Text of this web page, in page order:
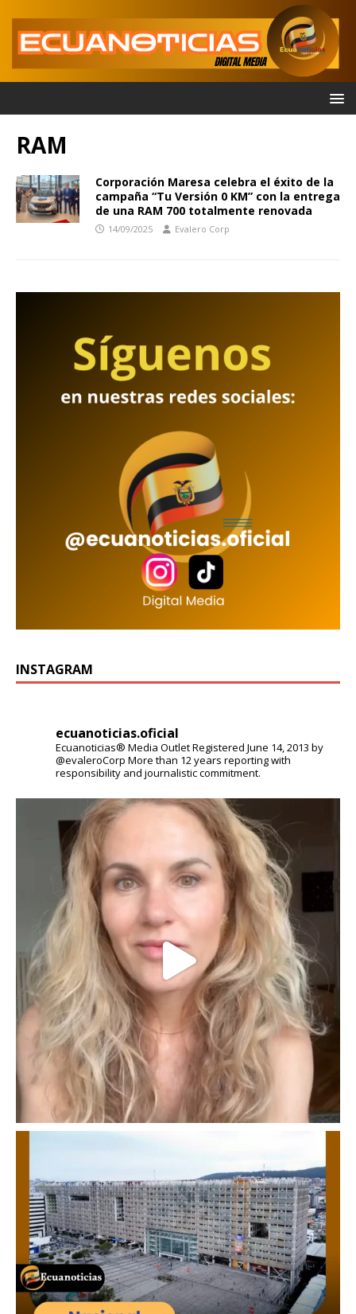
RAM
Corporación Maresa celebra el éxito de la
campaña “Tu Versión 0 KM” con la entrega
de una RAM 700 totalmente renovada
14/09/2025 Evalero Corp
INSTAGRAM
ecuanoticias.oficial
Ecuanoticias® Media OutletRegistered June 14, 2013 by
@evaleroCorp More than 12 years reporting with
responsibility and journalistic commitment.